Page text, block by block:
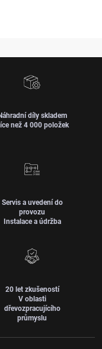
díly skladem
než 4 000 položek
Servis a uvedení do
provozu
Instalace a údržba
20 let zkušeností
V oblasti
dřevozpracujícího
průmyslu